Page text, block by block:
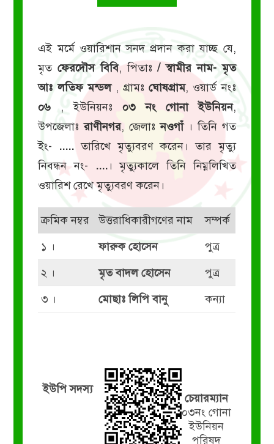
এই মর্মে ওয়ারিশান সনদ প্রদান করা যাচ্ছ যে,
মৃতফেরদৌস বিবি, পিতাঃ/ স্বামীর নাম- মৃত
আঃ লতিফ মন্ডল, গ্রামঃঘোষগ্রাম, ওয়ার্ড নংঃ
০৬ , ইউনিয়নঃ০৩ নং গোনা ইউনিয়ন,
উপজেলাঃরাণীনগর, জেলাঃনওগাঁ। তিনি গত
ইং- .....তারিখে মৃত্যুবরণ করেন। তার মৃত্যু
নিবন্ধন নং-
....। মৃত্যুকালে তিনি নিম্নলিখিত
ওয়ারিশ রেখে মৃত্যুবরণ করেন।
ক্রমিক নম্বর উত্তরাধিকারীগণের নাম
সম্পর্ক
১ ।
ফারুক হোসেন
পুত্র
২ ।
মৃত বাদল হোসেন
পুত্র
৩ ।
মোছাঃ লিপি বানু কন্যা
ইউপি সদস্য
চেয়ারম্যান
০৩নং গোনা
ইউনিয়ন
পরিষদ